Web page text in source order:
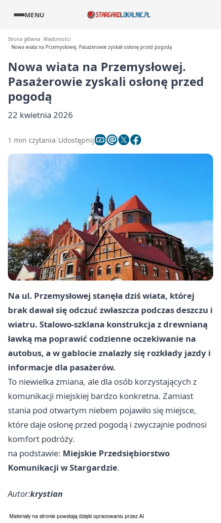
MENU
Strona główna Wiadomości
Nowa wiata na Przemysłowej. Pasażerowie zyskali osłonę przed pogodą
Nowa wiata na Przemysłowej.
Pasażerowie zyskali osłonę przed
pogodą
22 kwietnia 2026
1 min czytania Udostępnij
Na ul. Przemysłowej stanęła dziś wiata, której
brak dawał się odczuć zwłaszcza podczas deszczu i
wiatru. Stalowo-szklana konstrukcja z drewnianą
ławką ma poprawić codzienne oczekiwanie na
autobus, a w gablocie znalazły się rozkłady jazdy i
informacje dla pasażerów.
To niewielka zmiana, ale dla osób korzystających z
komunikacji miejskiej bardzo konkretna. Zamiast
stania pod otwartym niebem pojawiło się miejsce,
które daje osłonę przed pogodą i zwyczajnie podnosi
komfort podróży.
na podstawie: Miejskie Przedsiębiorstwo
Komunikacji w Stargardzie.
Autor:krystian